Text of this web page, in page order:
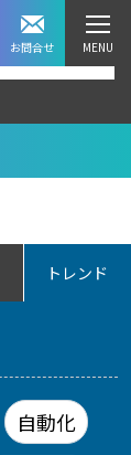
お問合せ
トレンド
自動化